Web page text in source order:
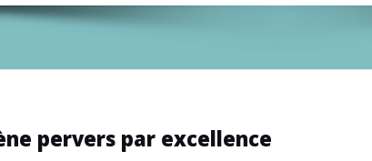
pervers par excellence